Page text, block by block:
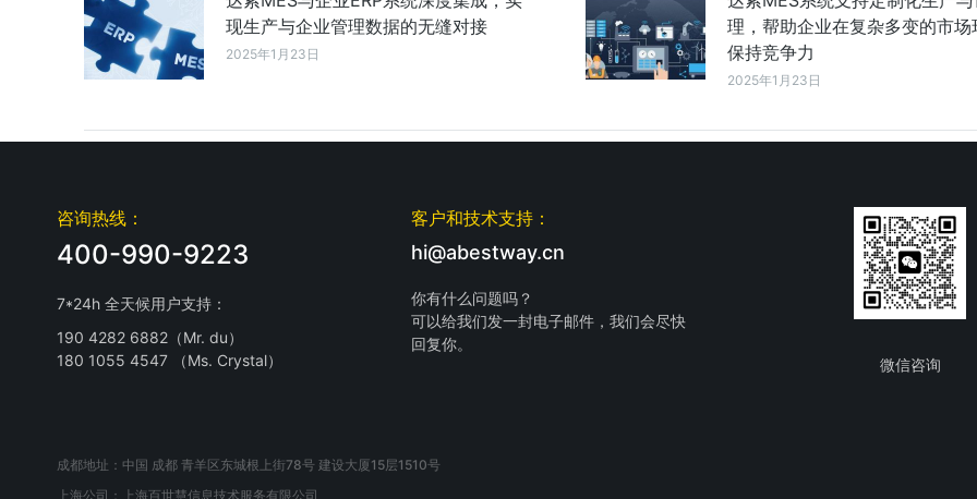
现生产与企业管理数据的无缝对接
2025年1月23日
理，帮助企业在复杂多变的市场
保持竞争力
2025年1月23日
咨询热线：
400-990-9223
7*24h 全天候用户支持：
190 4282 6882（Mr. du）
180 1055 4547 （Ms. Crystal）
客户和技术支持：
hi@abestway.cn
你有什么问题吗？
可以给我们发一封电子邮件，我们会尽快
回复你。
微信咨询
成都地址：中国 成都 青羊区东城根上街78号 建设大厦15层1510号
上海公司：上海百世慧信息技术服务有限公司